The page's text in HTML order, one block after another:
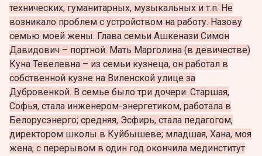
технических, гуманитарных, музыкальных и т.п. Не
возникало проблем с устройством на работу. Назову
семью моей жены. Глава семьи Ашкенази Симон
Давидович – портной. Мать Марголина (в девичестве)
Куна Тевелевна – из семьи кузнеца, он работал в
собственной кузне на Виленской улице за
Дубровенкой. В семье было три дочери. Старшая,
Софья, стала инженером-энергетиком, работала в
Белорусэнерго; средняя, Эсфирь, стала педагогом,
директором школы в Куйбышеве; младшая, Хана, моя
жена, с перерывом в один год окончила мединститут